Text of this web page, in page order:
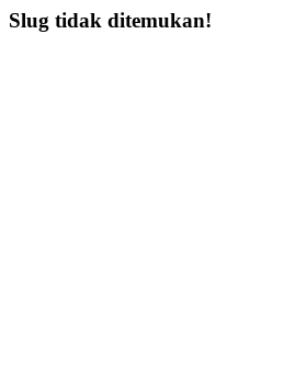
Slug tidak ditemukan!